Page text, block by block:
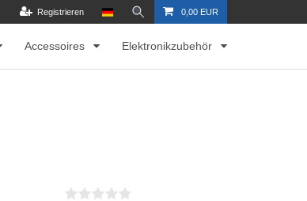
Registrieren 0,00 EUR
Accessoires Elektronikzubehör